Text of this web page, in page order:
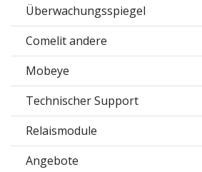
Überwachungsspiegel
Comelit andere
Mobeye
Technischer Support
Relaismodule
Angebote